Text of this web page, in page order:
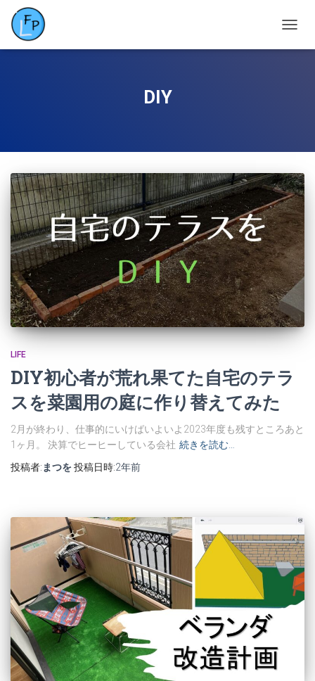
ビ
え
DIY
LIFE
DIY初心者が荒れ果てた自宅のテラ
スを菜園用の庭に作り替えてみた
2月が終わり、仕事的にいけばいよいよ2023年度も残すところあと
1ヶ月。 決算でヒーヒーしている会社 続きを読む…
投稿者:まつを投稿日時:2年前